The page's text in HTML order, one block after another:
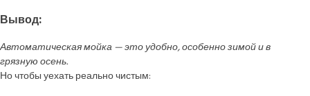
Вывод:
Автоматическая мойка — это удобно, особенно зимой и в
грязную осень.
Но чтобы уехать реально чистым: